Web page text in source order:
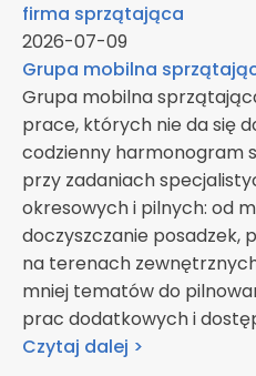
firma sprzątająca
2026-07-09
Grupa mobilna
Grupa mobilna
prace, których nie da się
codzienny harmonogram
przy zadaniach
okresowych i pilnych: od
doczyszczanie posadzek,
na terenach
mniej tematów do
prac dodatkowych i
Czytaj dalej >